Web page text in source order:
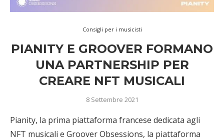
Consigli per i musicisti
PIANITY E GROOVER FORMANO
UNA PARTNERSHIP PER
CREARE NFT MUSICALI
8 Settembre 2021
Pianity, la prima piattaforma francese dedicata agli
NFT musicali e Groover Obsessions, la piattaforma